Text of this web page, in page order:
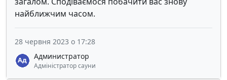
найближчим часом.
Администратор
Адміністратор сауни
28 червня 2023 о 17:28